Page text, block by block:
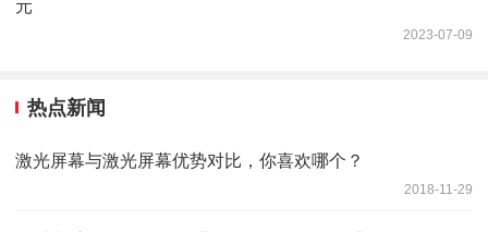
元
2023-07-09
热点新闻
激光屏幕与激光屏幕优势对比，你喜欢哪个？
2018-11-29